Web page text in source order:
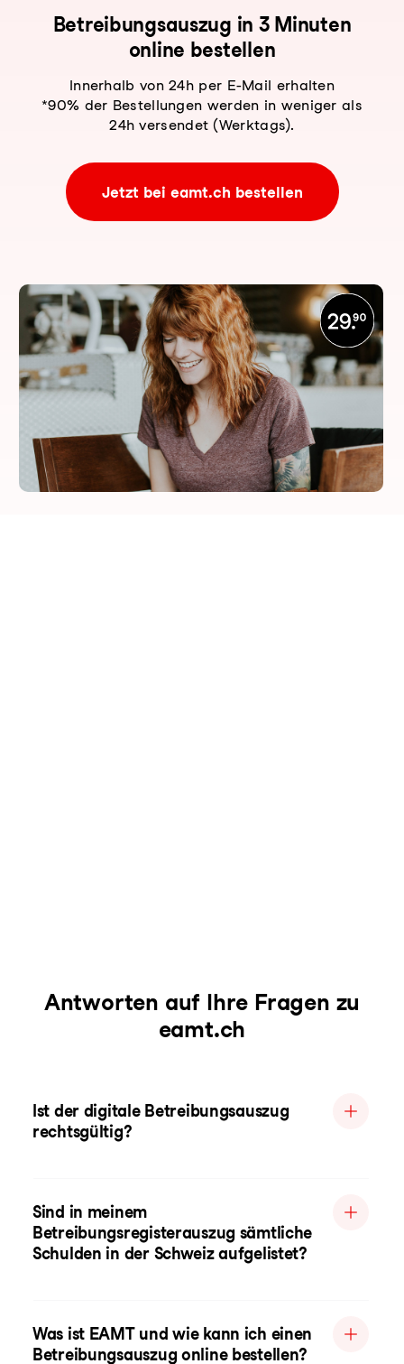
Be­trei­bungs­aus­zug in 3 Minuten
online bestellen
Innerhalb von 24h per E-Mail erhalten
*90% der Bestellungen werden in weniger als
24h versendet (Werktags).
Jetzt bei eamt.ch bestellen
Antworten auf Ihre Fragen zu
eamt.ch
Ist der digitale Betreibungsauszug
rechtsgültig?
Sind in meinem
Betreibungsregisterauszug sämtliche
Schulden in der Schweiz aufgelistet?
Was ist EAMT und wie kann ich einen
Betreibungsauszug online bestellen?